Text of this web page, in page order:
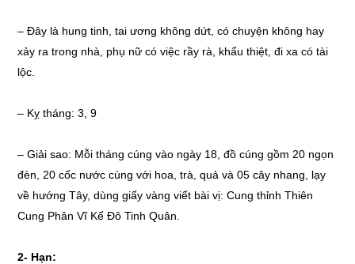
– Đây là hung tinh, tai ương không dứt, có chuyện không hay
xảy ra trong nhà, phụ nữ có việc rầy rà, khẩu thiệt, đi xa có tài
lộc.
– Kỵ tháng: 3, 9
– Giải sao: Mỗi tháng cúng vào ngày 18, đồ cúng gồm 20 ngọn
đèn, 20 cốc nước cùng với hoa, trà, quả và 05 cây nhang, lạy
về hướng Tây, dùng giấy vàng viết bài vị: Cung thỉnh Thiên
Cung Phân Vĩ Kế Đô Tinh Quân.
2- Hạn: